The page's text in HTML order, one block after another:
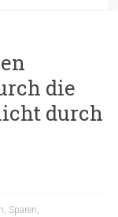
die
durch
, Sparen,